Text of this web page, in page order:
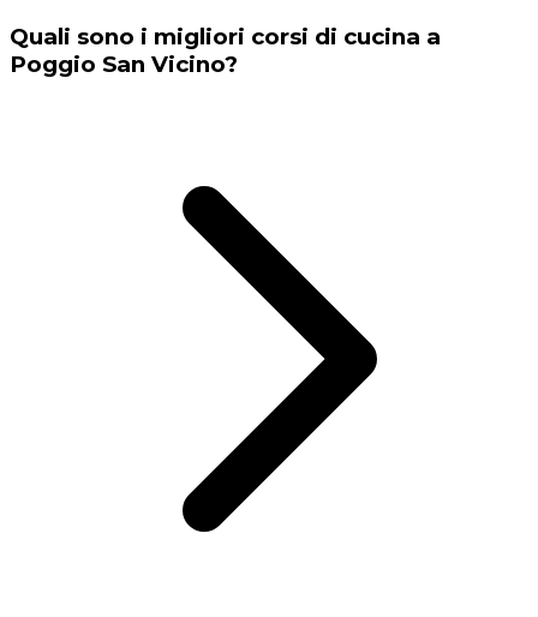
Quali sono i migliori corsi di cucina a
Poggio San Vicino?